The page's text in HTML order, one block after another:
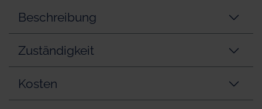
Beschreibung
Zuständigkeit
Kosten